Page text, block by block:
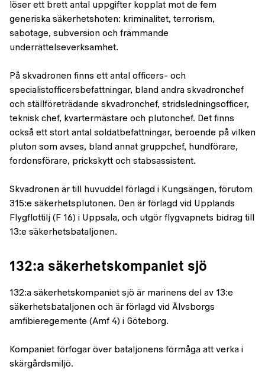
löser ett brett antal uppgifter kopplat mot de fem
generiska säkerhetshoten: kriminalitet, terrorism,
sabotage, subversion och främmande
underrättelseverksamhet.
På skvadronen finns ett antal officers- och
specialistofficersbefattningar, bland andra skvadronchef
och ställföreträdande skvadronchef, stridsledningsofficer,
teknisk chef, kvartermästare och plutonchef. Det finns
också ett stort antal soldatbefattningar, beroende på vilken
pluton som avses, bland annat gruppchef, hundförare,
fordonsförare, prickskytt och stabsassistent.
Skvadronen är till huvuddel förlagd i Kungsängen, förutom
315:e säkerhetsplutonen. Den är förlagd vid Upplands
Flygflottilj (F 16) i Uppsala, och utgör flygvapnets bidrag till
13:e säkerhetsbataljonen.
132:a säkerhetskompaniet sjö
132:a säkerhetskompaniet sjö är marinens del av 13:e
säkerhetsbataljonen och är förlagd vid Älvsborgs
amfibieregemente (Amf 4) i Göteborg.
Kompaniet förfogar över bataljonens förmåga att verka i
skärgårdsmiljö.